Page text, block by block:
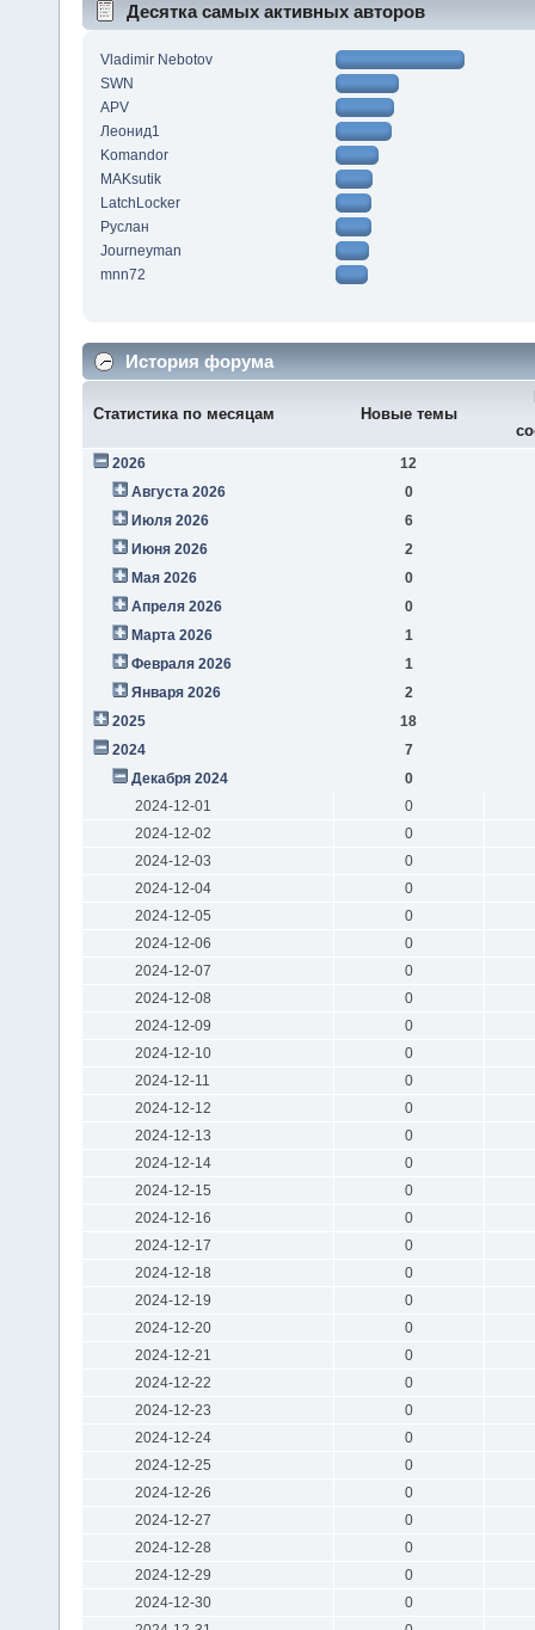
Десятка самых активных авторов
Vladimir Nebotov
SWN
APV
Леонид1
Komandor
MAKsutik
LatchLocker
Руслан
Journeyman
mnn72
История форума
Статистика по месяцам Новые темы
2026
12
Августа 2026
0
Июля 2026
6
Июня 2026
2
Мая 2026
0
Апреля 2026
0
Марта 2026
1
Февраля 2026
1
Января 2026
2
2025
18
2024
7
Декабря 2024
0
2024-12-01
0
2024-12-02
0
2024-12-03
0
2024-12-04
0
2024-12-05
0
2024-12-06
0
2024-12-07
0
2024-12-08
0
2024-12-09
0
2024-12-10
0
2024-12-11
0
2024-12-12
0
2024-12-13
0
2024-12-14
0
2024-12-15
0
2024-12-16
0
2024-12-17
0
2024-12-18
0
2024-12-19
0
2024-12-20
0
2024-12-21
0
2024-12-22
0
2024-12-23
0
2024-12-24
0
2024-12-25
0
2024-12-26
0
2024-12-27
0
2024-12-28
0
2024-12-29
0
2024-12-30
0